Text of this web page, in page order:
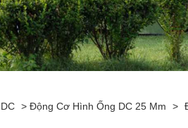
> Động Cơ Hình Ống DC 25 Mm >